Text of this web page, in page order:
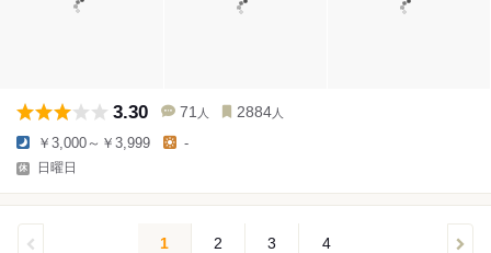
3.30 71 人 2884 人
￥3,000～￥3,999 -
日曜日
1 2 3 4